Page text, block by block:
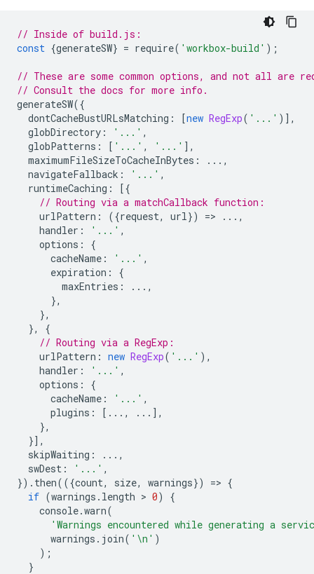
// Inside of build.js:
const {generateSW} = require( 'workbox-build' );
// These are some common options, and not all are
// Consult the docs for more info.
generateSW({
dontCacheBustURLsMatching : [new RegExp( '...' )],
globDirectory : '...' ,
globPatterns : [ '...' , '...' ],
maximumFileSizeToCacheInBytes :
...,
navigateFallback : '...' ,
runtimeCaching :
[{
// Routing via a matchCallback function:
urlPattern : ({request, url}) =>
...,
handler : '...' ,
options :
{
cacheName : '...' ,
expiration :
{
maxEntries :
...,
},
},
},
{
// Routing via a RegExp:
urlPattern : new RegExp( '...' ),
handler : '...' ,
options :
{
cacheName : '...' ,
plugins : [...,
...],
},
}],
skipWaiting :
...,
swDest : '...' ,
}). then(({count, size, warnings}) => {
if (warnings . length > 0)
{
console.warn(
'Warnings encountered while generating a
warnings . join( '\n' )
);
}